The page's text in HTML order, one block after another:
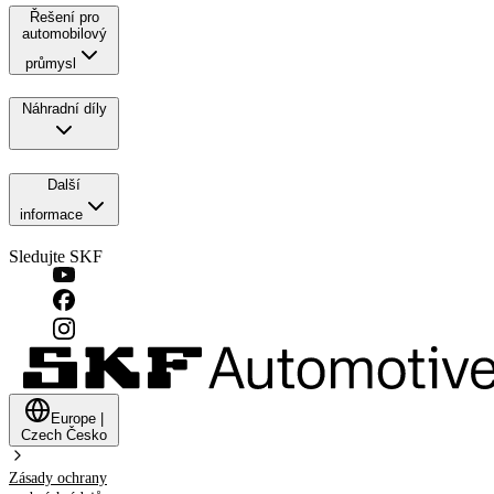
Řešení pro
automobilový
průmysl
Náhradní díly
Další
informace
Sledujte SKF
Europe
Czech Česko
Zásady ochrany